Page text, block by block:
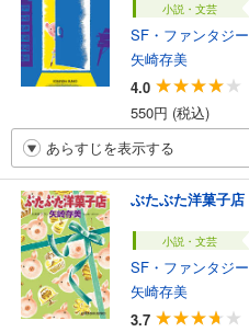
小説・文芸
SF・ファンタジー
矢崎存美
4.0
550円 (税込)
あらすじを表示する
ぶたぶた洋菓子店
小説・文芸
SF・ファンタジー
矢崎存美
3.7